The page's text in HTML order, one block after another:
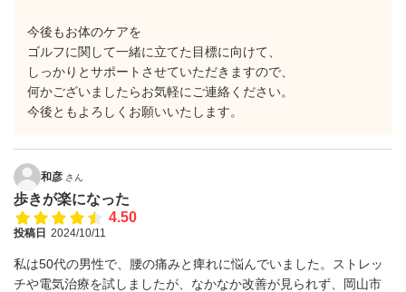
今後もお体のケアを
ゴルフに関して一緒に立てた目標に向けて、
しっかりとサポートさせていただきますので、
何かございましたらお気軽にご連絡ください。
今後ともよろしくお願いいたします。
和彦 さん
歩きが楽になった
4.50
投稿日 2024/10/11
私は50代の男性で、腰の痛みと痺れに悩んでいました。ストレッ
チや電気治療を試しましたが、なかなか改善が見られず、岡山市